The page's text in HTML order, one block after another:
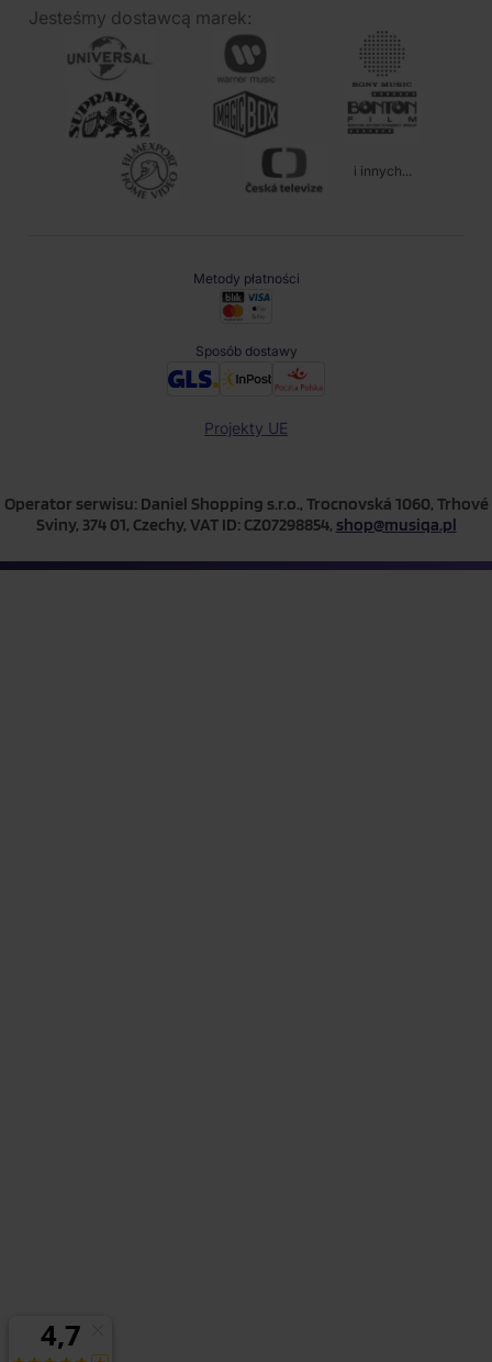
Jesteśmy dostawcą marek:
i innych...
Metody płatności
Sposób dostawy
Projekty UE
Operator serwisu: Daniel Shopping s.r.o., Trocnovská 1060, Trhové
Sviny, 374 01, Czechy, VAT ID: CZ07298854, shop@musiqa.pl